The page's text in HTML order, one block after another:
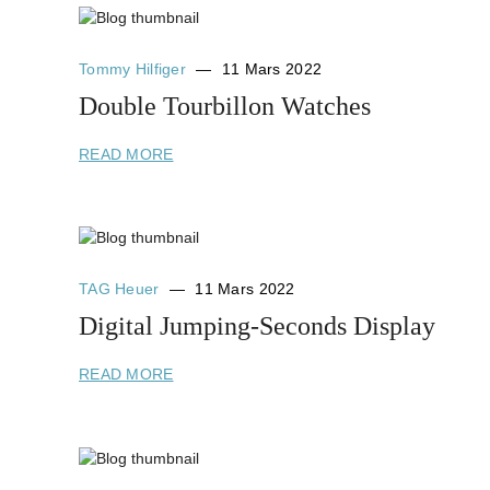
Tommy Hilfiger 11 Mars 2022
Double Tourbillon Watches
READ MORE
TAG Heuer 11 Mars 2022
Digital Jumping-Seconds Display
READ MORE